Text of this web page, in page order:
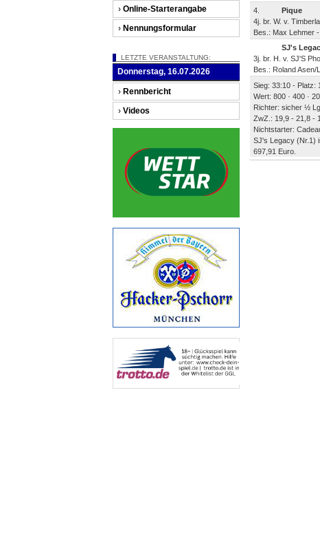
› Online-Starterangabe
› Nennungsformular
LETZTE VERANSTALTUNG:
Donnerstag, 16.07.2026
› Rennbericht
› Videos
4.
Pique
4j. br. W. v.
Bes.: Max Lehmer
SJ's
3j. br. H. v. SJ'S
Bes.: Roland
Sieg: 33:10 - Platz:
Wert: 800 · 400 ·
Richter: sicher ½
ZwZ.: 19,9 - 21,8 -
Nichtstarter:
SJ's Legacy (Nr.1)
697,91 Euro.